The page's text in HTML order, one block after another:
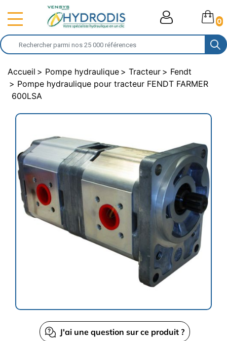
0
Accueil Pompe hydraulique Tracteur
Fendt
Pompe hydraulique pour tracteur FENDT FARMER
600LSA
J'ai une question sur ce produit ?